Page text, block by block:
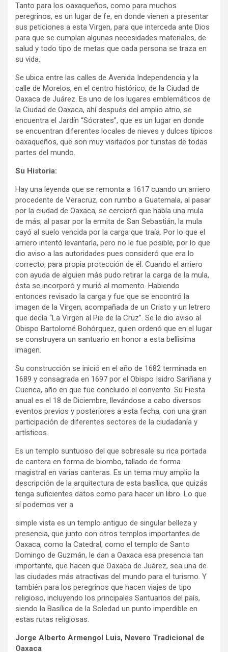
Tanto para los oaxaqueños, como para muchos
peregrinos, es un lugar de fe, en donde vienen a presentar
sus peticiones a esta Virgen, para que interceda ante Dios
para que se cumplan algunas necesidades materiales, de
salud y todo tipo de metas que cada persona se traza en
su vida.
Se ubica entre las calles de Avenida Independencia y la
calle de Morelos, en el centro histórico, de la Ciudad de
Oaxaca de Juárez. Es uno de los lugares emblemáticos de
la Ciudad de Oaxaca, ahí después del amplio atrio, se
encuentra el Jardín “Sócrates”, que es un lugar en donde
se encuentran diferentes locales de nieves y dulces típicos
oaxaqueños, que son muy visitados por turistas de todas
partes del mundo.
Su Historia:
Hay una leyenda que se remonta a 1617 cuando un arriero
procedente de Veracruz, con rumbo a Guatemala, al pasar
por la ciudad de Oaxaca, se cercioró que había una mula
de más, al pasar por la ermita de San Sebastián, la mula
cayó al suelo vencida por la carga que traía. Por lo que el
arriero intentó levantarla, pero no le fue posible, por lo que
dio aviso a las autoridades pues consideró que era lo
correcto, para propia protección de él. Cuando el arriero
con ayuda de alguien más pudo retirar la carga de la mula,
ésta se incorporó y murió al momento. Habiendo
entonces revisado la carga y fue que se encontró la
imagen de la Virgen, acompañada de un Cristo y un letrero
que decía “La Virgen al Pie de la Cruz”. Se le dio aviso al
Obispo Bartolomé Bohórquez, quien ordenó que en el lugar
se construyera un santuario en honor a esta bellísima
imagen.
Su construcción se inició en el año de 1682 terminada en
1689 y consagrada en 1697 por el Obispo Isidro Sariñana y
Cuenca, año en que fue concluido el convento. Su Fiesta
anual es el 18 de Diciembre, llevándose a cabo diversos
eventos previos y posteriores a esta fecha, con una gran
participación de diferentes sectores de la ciudadanía y
artísticos.
Es un templo suntuoso del que sobresale su rica portada
de cantera en forma de biombo, tallado de forma
magistral en varias canteras. Es un tema muy amplio la
descripción de la arquitectura de esta basílica, que quizás
tenga suficientes datos como para hacer un libro. Lo que
sí podemos ver a
simple vista es un templo antiguo de singular belleza y
presencia, que junto con otros templos importantes de
Oaxaca, como la Catedral, como el templo de Santo
Domingo de Guzmán, le dan a Oaxaca esa presencia tan
importante, que hacen que Oaxaca de Juárez, sea una de
las ciudades más atractivas del mundo para el turismo. Y
también para los peregrinos que hacen viajes de tipo
religioso, incluyendo los principales Santuarios del país,
siendo la Basílica de la Soledad un punto imperdible en
estas rutas religiosas.
Jorge Alberto Armengol Luis, Nevero Tradicional de
Oaxaca